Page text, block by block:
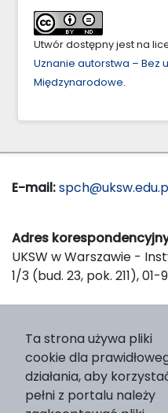
Utwór dostępny jest na
Uznanie autorstwa – Bez
Międzynarodowe.
E-mail:
Adres
UKSW w Warszawie -
1/3 (bud. 23, pok. 211),
Wydawnictwo Naukowe
nr 2, 01-815 Warszawa
Strona WWW
e-mail:
Ta strona używa pliki
cookie dla
działania, aby
pełni z portalu należy